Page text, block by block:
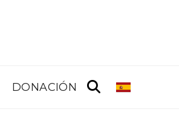
DONACIÓN